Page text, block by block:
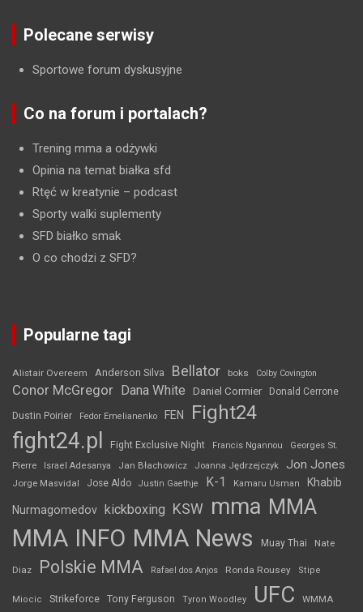
Polecane serwisy
Sportowe forum dyskusyjne
Co na forum i portalach?
Trening mma a odżywki
Opinia na temat białka sfd
Rtęć w kreatynie – podcast
Sporty walki suplementy
SFD białko smak
O co chodzi z SFD?
Popularne tagi
Alistair Overeem Anderson Silva Bellator boks Colby Covington
Conor McGregor Dana White Daniel Cormier Donald Cerrone
Dustin Poirier Fedor Emelianenko FEN Fight24
fight24.pl Fight Exclusive Night Francis Ngannou
Georges St.
Pierre
Israel Adesanya Jan Błachowicz Joanna Jędrzejczyk Jon Jones
Jorge Masvidal Jose Aldo Justin Gaethje K-1 Kamaru Usman Khabib
Nurmagomedov kickboxing KSW mma MMA
MMA INFO MMA News Muay Thai Nate
Diaz Polskie MMA Rafael dos Anjos Ronda Rousey Stipe
Miocic Strikeforce Tony Ferguson Tyron Woodley UFC WMMA